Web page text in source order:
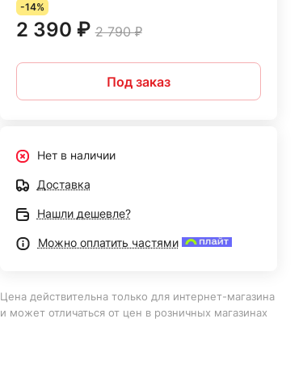
-14%
2 390 ₽ 2 790 ₽
Под заказ
Нет в наличии
Доставка
Нашли дешевле?
Можно оплатить частями
Цена действительна только для интернет-магазина
и может отличаться от цен в розничных магазинах